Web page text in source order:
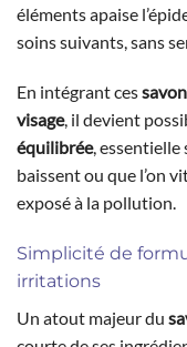
éléments apaise
soins suivants, sans
En intégrant ces
visage, il devient
équilibrée,
baissent ou que l’on
exposé à la pollution.
Simplicité de
irritations
Un atout majeur du